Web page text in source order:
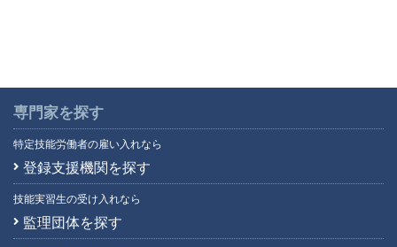
専門家を探す
特定技能労働者の雇い入れなら
登録支援機関を探す
技能実習生の受け入れなら
監理団体を探す